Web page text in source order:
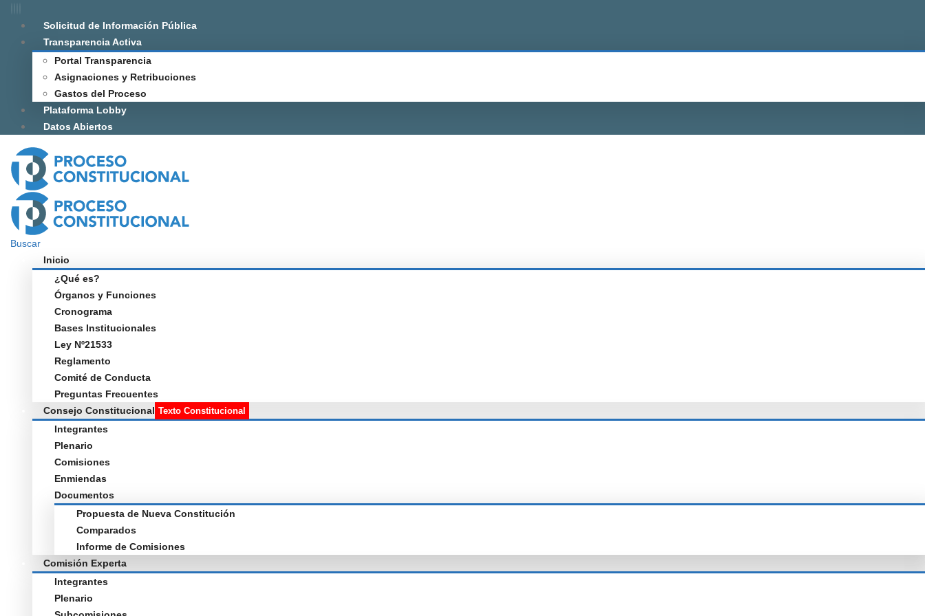
Solicitud de Información Pública
Transparencia Activa
Portal Transparencia
Asignaciones y Retribuciones
Gastos del Proceso
Plataforma Lobby
Datos Abiertos
Buscar
Inicio
¿Qué es?
Órganos y Funciones
Cronograma
Bases Institucionales
Ley Nº21533
Reglamento
Comité de Conducta
Preguntas Frecuentes
Consejo Constitucional Texto Constitucional
Integrantes
Plenario
Comisiones
Enmiendas
Documentos
Propuesta de Nueva Constitución
Comparados
Informe de Comisiones
Comisión Experta
Integrantes
Plenario